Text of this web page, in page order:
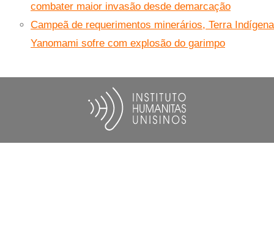
combater maior invasão desde demarcação
Campeã de requerimentos minerários, Terra Indígena
Yanomami sofre com explosão do garimpo